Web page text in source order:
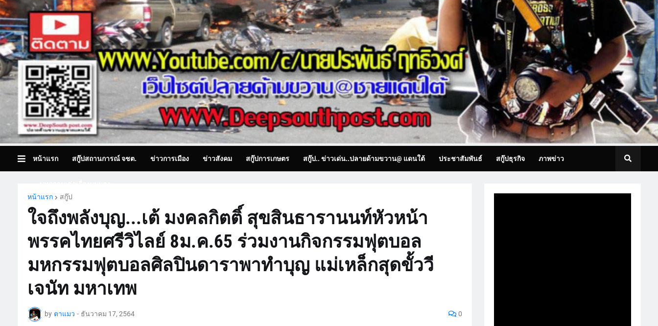
หน้าแรก สกู๊ปสถานการณ์ จชต. ข่าวการเมือง ข่าวสังคม สกู๊ปการเกษตร สกู๊ป.. ข่าวเด่น..ปลายด้ามขวาน@ แดนใต้ ประชาสัมพันธ์ สกู๊ปธุรกิจ ภาพข่าว
หน้าแรก
สกู๊ป
ใจถึงพลังบุญ...เต้ มงคลกิตติ์ สุขสินธารานนท์หัวหน้า
พรรคไทยศรีวิไลย์ 8ม.ค.65 ร่วมงานกิจกรรมฟุตบอล
มหกรรมฟุตบอลศิลปินดาราพาทำบุญ แม่เหล็กสุดขั้ววี
เจนัท มหาเทพ
by ตาแมว - ธันวาคม 17, 2564 0